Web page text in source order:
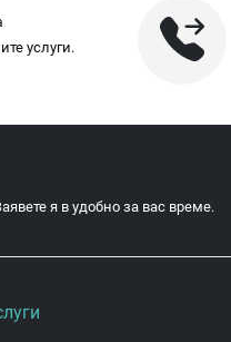
услуги.
я в удобно за вас време.